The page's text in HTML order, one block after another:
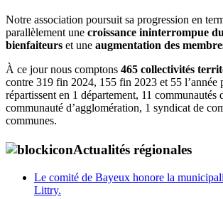
Notre association poursuit sa progression en
parallèlement une croissance ininterrompue
bienfaiteurs et une augmentation des
À ce jour nous comptons 465 collectivités
contre 319 fin 2024, 155 fin 2023 et 55 l’année
répartissent en 1 département, 11 communautés
communauté d’agglomération, 1 syndicat de
communes.
Actualités régionales
Le comité de Bayeux honore la
Littry.